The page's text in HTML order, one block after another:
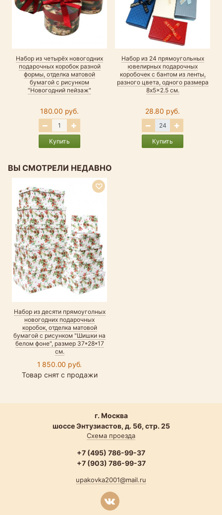
Набор из четырёх новогодних
подарочных коробок разной
формы, отделка матовой
бумагой с рисунком
"Новогодний пейзаж"
180.00 руб.
Купить
Набор из 24 прямоугольных
ювелирных подарочных
коробочек с бантом из ленты,
разного цвета, одного размера
8x5x2.5 см.
28.80 руб.
Купить
ВЫ СМОТРЕЛИ НЕДАВНО
Набор из десяти прямоуголных
новогодних подарочных
коробок, отделка матовой
бумагой с рисунком "Шишки на
белом фоне", размер 37*28*17
см.
1 850.00 руб.
Товар снят с продажи
г. Москва
шоссе Энтузиастов, д. 56, стр. 25
Схема проезда
+7 (495) 786-99-37
+7 (903) 786-99-37
upakovka2001@mail.ru